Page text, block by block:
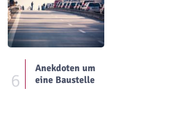
6
Anekdoten um
eine Baustelle